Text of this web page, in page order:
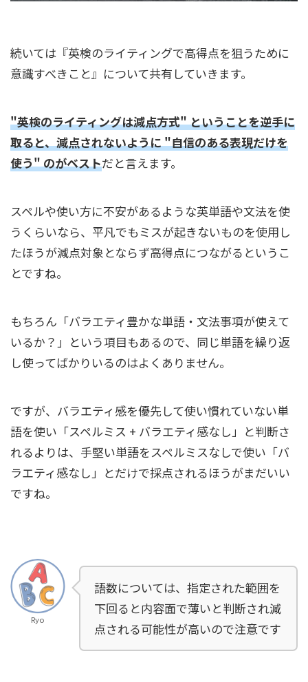
続いては『英検のライティングで高得点を狙うために
意識すべきこと』について共有していきます。
"英検のライティングは減点方式" ということを逆手に
取ると、減点されないように "自信のある表現だけを
使う" のがベストだと言えます。
スペルや使い方に不安があるような英単語や文法を使
うくらいなら、平凡でもミスが起きないものを使用し
たほうが減点対象とならず高得点につながるというこ
とですね。
もちろん「バラエティ豊かな単語・文法事項が使えて
いるか？」という項目もあるので、同じ単語を繰り返
し使ってばかりいるのはよくありません。
ですが、バラエティ感を優先して使い慣れていない単
語を使い「スペルミス + バラエティ感なし」と判断さ
れるよりは、手堅い単語をスペルミスなしで使い「バ
ラエティ感なし」とだけで採点されるほうがまだいい
ですね。
Ryo
語数については、指定された範囲を
下回ると内容面で薄いと判断され減
点される可能性が高いので注意です